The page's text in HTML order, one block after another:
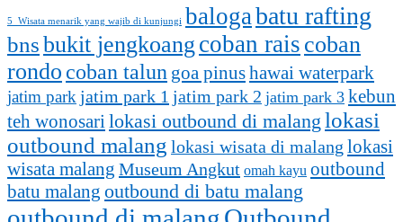
5 Wisata menarik yang wajib di kunjungi baloga batu rafting
bnsbukit jengkoang coban rais coban
rondo coban talun goa pinushawai waterpark
jatim park jatim park 1 jatim park 2 jatim park 3 kebun
teh wonosari lokasi outbound di malang lokasi
outbound malang lokasi wisata di malang lokasi
wisata malang Museum Angkut omah kayu outbound
batu malang outbound di batu malang